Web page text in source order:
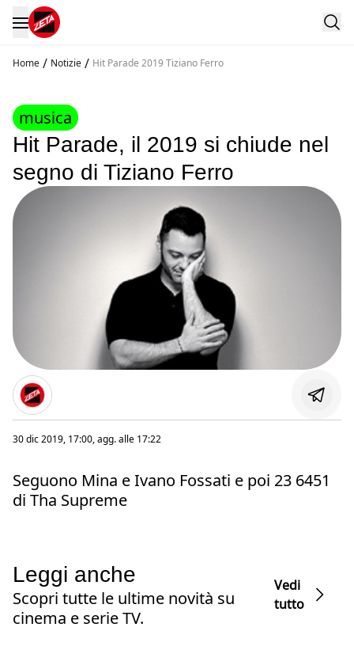
Home / Notizie / Hit Parade 2019 Tiziano Ferro
musica
Hit Parade, il 2019 si chiude nel
segno di Tiziano Ferro
30 dic 2019, 17:00, agg. alle 17:22
Seguono Mina e Ivano Fossati e poi 23 6451
di Tha Supreme
Leggi anche
Scopri tutte le ultime novità su
cinema e serie TV.
Vedi
tutto